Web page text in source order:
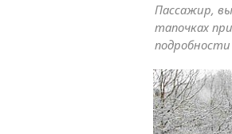
Пассажир,
тапочках